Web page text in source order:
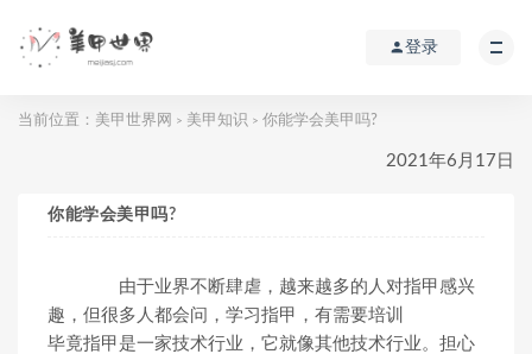
登录
当前位置： 美甲世界网 > 美甲知识 > 你能学会美甲吗?
2021年6月17日
你能学会美甲吗?
由于业界不断肆虐，越来越多的人对指甲感兴
趣，但很多人都会问，学习指甲，有需要培训
毕竟指甲是一家技术行业，它就像其他技术行业。担心